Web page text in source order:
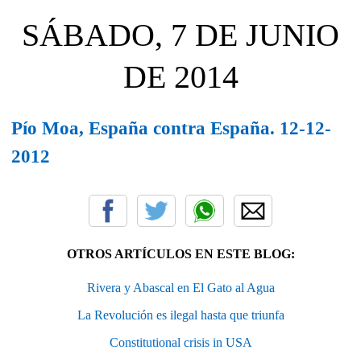
SÁBADO, 7 DE JUNIO
DE 2014
Pío Moa, España contra España. 12-12-
2012
OTROS ARTÍCULOS EN ESTE BLOG:
Rivera y Abascal en El Gato al Agua
La Revolución es ilegal hasta que triunfa
Constitutional crisis in USA